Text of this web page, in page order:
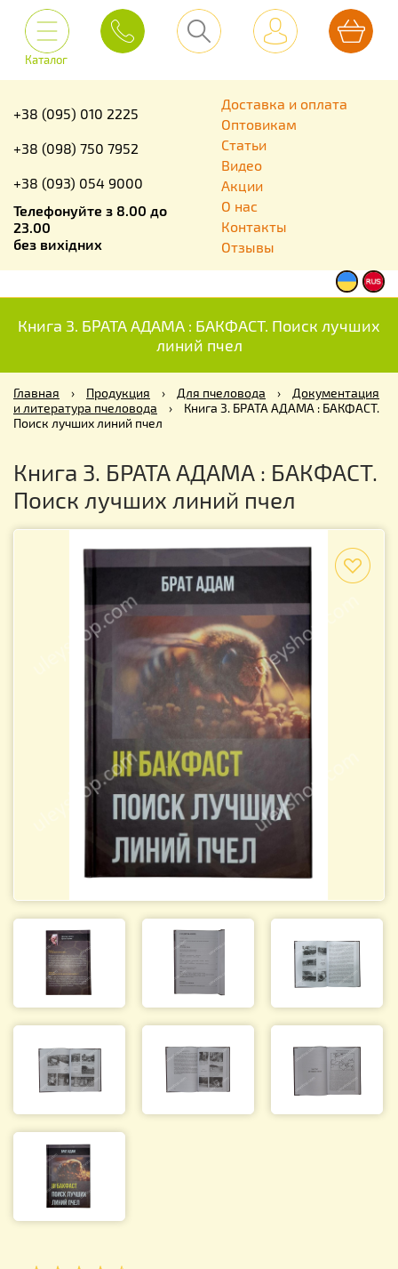
Каталог
+38 (095) 010 2225
+38 (098) 750 7952
+38 (093) 054 9000
Телефонуйте з 8.00 до
23.00
без вихідних
Доставка и оплата
Оптовикам
Статьи
Видео
Акции
О нас
Контакты
Отзывы
Книга 3. БРАТА АДАМА : БАКФАСТ. Поиск лучших
линий пчел
Главная › Продукция › Для пчеловода ›
Документация
и литература пчеловода
›
Книга 3. БРАТА АДАМА : БАКФАСТ.
Поиск лучших линий пчел
Книга 3. БРАТА АДАМА : БАКФАСТ.
Поиск лучших линий пчел